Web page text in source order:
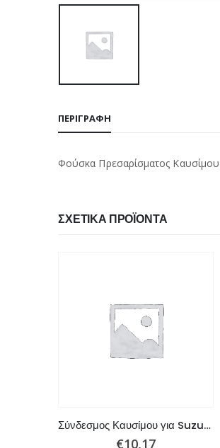
ΠΕΡΙΓΡΑΦΉ
Φούσκα Πρεσαρίσματος
ΣΧΕΤΙΚΆ ΠΡΟΪΌΝΤΑ
Σύνδεσμος Καυσίμου για Suzuki με σπείρωμα 1/4”
€10,17